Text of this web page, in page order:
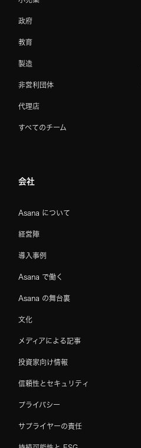
政府
教育
製造
非営利団体
代理店
すべてのチーム
会社
Asana について
経営陣
導入事例
Asana で働く
Asana の舞台裏
文化
メディアによる記事
投資家向け情報
信頼性とセキュリティ
プライバシー
サプライヤーの責任